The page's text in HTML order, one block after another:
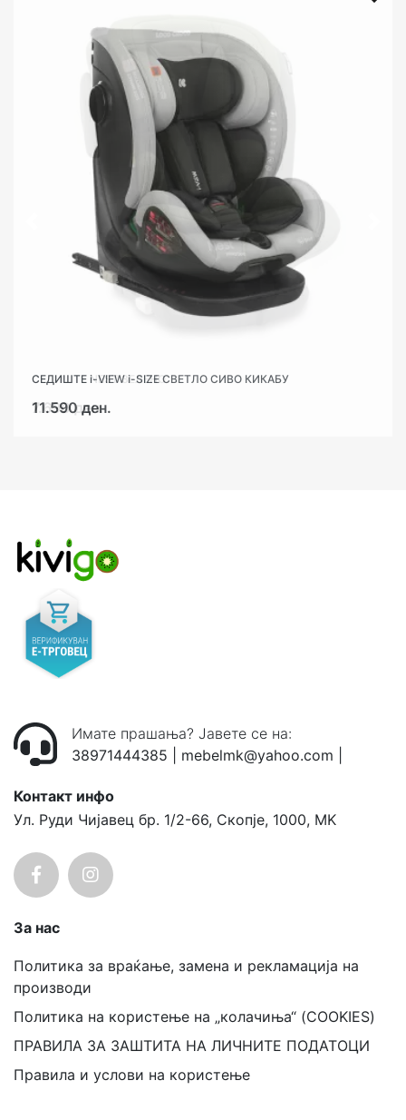
СЕДИШТЕ NEST ЗЕЛЕНО
7.690 ден.
СЕДИШТЕ i-VIEW i-SIZE СВЕТЛО СИВО КИКАБУ
11.590 ден.
Имате прашања? Јавете се на:
38971444385
mebelmk@yahoo.com
Контакт инфо
Ул. Руди Чијавец бр. 1/2-66, Скопје, 1000, MK
За нас
Политика за враќање, замена и рекламација на
производи
Политика на користење на „колачиња“ (COOKIES)
ПРАВИЛА ЗА ЗАШТИТА НА ЛИЧНИТЕ ПОДАТОЦИ
Правила и услови на користење